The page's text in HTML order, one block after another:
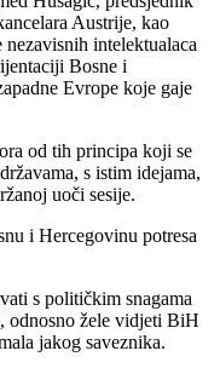
Austrije, kao
nezavisnih intelektualaca
Bosne i
Evrope koje gaje
od tih principa koji se
s istim idejama,
uoči sesije.
i Hercegovinu potresa
s političkim snagama
odnosno žele vidjeti BiH
jakog saveznika.